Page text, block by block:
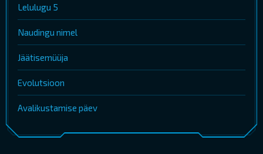
Lelulugu 5
Naudingu nimel
Jäätisemüüja
Evolutsioon
Avalikustamise päev